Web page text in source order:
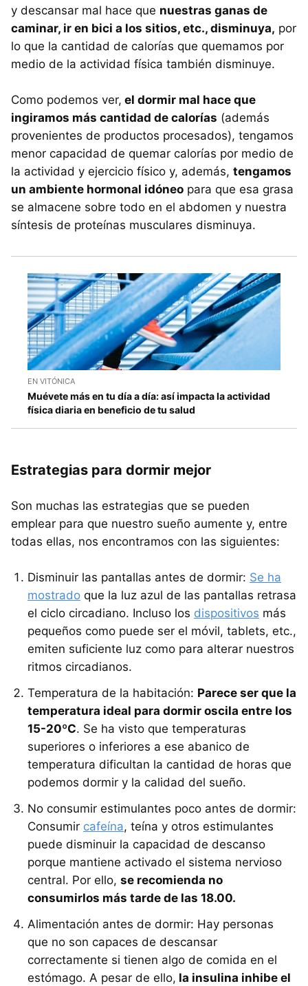
y descansar mal hace que nuestras ganas de
caminar, ir en bici a los sitios, etc., disminuya, por
lo que la cantidad de calorías que quemamos por
medio de la actividad física también disminuye.
Como podemos ver, el dormir mal hace que
ingiramos más cantidad de calorías (además
provenientes de productos procesados), tengamos
menor capacidad de quemar calorías por medio de
la actividad y ejercicio físico y, además, tengamos
un ambiente hormonal idóneo para que esa grasa
se almacene sobre todo en el abdomen y nuestra
síntesis de proteínas musculares disminuya.
EN VITÓNICA
Muévete más en tu día a día: así impacta la actividad
física diaria en beneficio de tu salud
Estrategias para dormir mejor
Son muchas las estrategias que se pueden
emplear para que nuestro sueño aumente y, entre
todas ellas, nos encontramos con las siguientes:
Disminuir las pantallas antes de dormir: Se ha
mostrado que la luz azul de las pantallas retrasa
el ciclo circadiano. Incluso los dispositivos más
pequeños como puede ser el móvil, tablets, etc.,
emiten suficiente luz como para alterar nuestros
ritmos circadianos.
Temperatura de la habitación: Parece ser que la
temperatura ideal para dormir oscila entre los
15-20ºC. Se ha visto que temperaturas
superiores o inferiores a ese abanico de
temperatura dificultan la cantidad de horas que
podemos dormir y la calidad del sueño.
No consumir estimulantes poco antes de dormir:
Consumir cafeína, teína y otros estimulantes
puede disminuir la capacidad de descanso
porque mantiene activado el sistema nervioso
central. Por ello, se recomienda no
consumirlos más tarde de las 18.00.
Alimentación antes de dormir: Hay personas
que no son capaces de descansar
correctamente si tienen algo de comida en el
estómago. A pesar de ello, la insulina inhibe el